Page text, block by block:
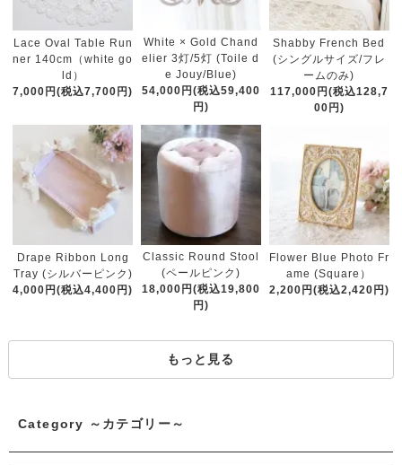
Lace Oval Table Run
ner 140cm（white go
ld）
7,000円(税込7,700円)
White × Gold Chand
elier 3灯/5灯 (Toile d
e Jouy/Blue)
54,000円(税込59,400
円)
Shabby French Bed
(シングルサイズ/フレ
ームのみ)
117,000円(税込128,7
00円)
Drape Ribbon Long
Tray (シルバーピンク)
4,000円(税込4,400円)
Classic Round Stool
(ペールピンク)
18,000円(税込19,800
円)
Flower Blue Photo Fr
ame (Square）
2,200円(税込2,420円)
もっと見る
Category ～カテゴリー～